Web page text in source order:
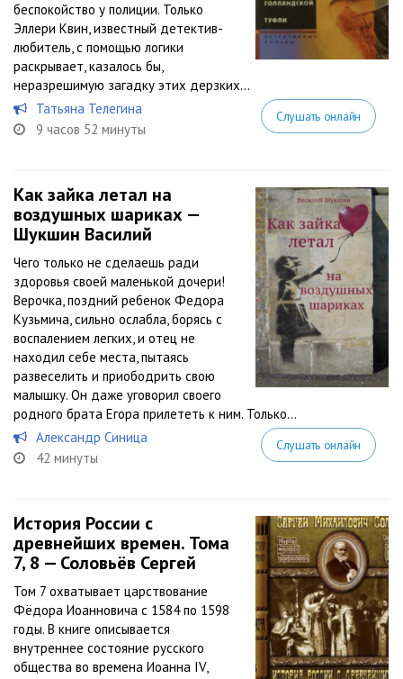
беспокойство у полиции. Только
Эллери Квин, известный детектив-
любитель, с помощью логики
раскрывает, казалось бы,
неразрешимую загадку этих дерзких...
Татьяна Телегина
9 часов 52 минуты
Слушать онлайн
Как зайка летал на
воздушных шариках —
Шукшин Василий
Чего только не сделаешь ради
здоровья своей маленькой дочери!
Верочка, поздний ребенок Федора
Кузьмича, сильно ослабла, борясь с
воспалением легких, и отец не
находил себе места, пытаясь
развеселить и приободрить свою
малышку. Он даже уговорил своего
родного брата Егора прилететь к ним. Только...
Александр Синица
42 минуты
Слушать онлайн
История России с
древнейших времен. Тома
7, 8 — Соловьёв Сергей
Том 7 охватывает царствование
Фёдора Иоанновича с 1584 по 1598
годы. В книге описывается
внутреннее состояние русского
общества во времена Иоанна IV,